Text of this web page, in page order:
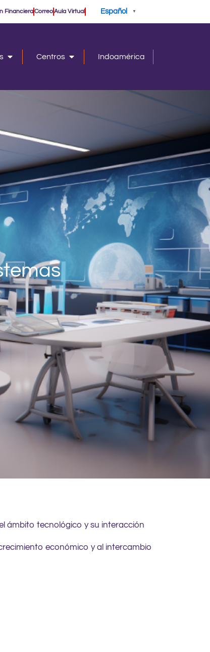
FinancieraCorreoAula Virtual Español ▼
Open Investigadores
Centros Open CentrosIndoamérica
ámbito tecnológico y su interacción
económico y al intercambio